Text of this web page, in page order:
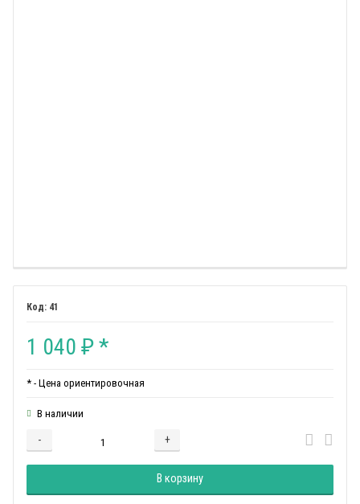
41
1 040 ₽ *
* - Цена ориентировочная
В наличии
- +
Добавляется...
В корзину
Добавлен